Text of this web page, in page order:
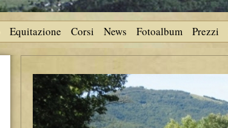
Equitazione Corsi News Fotoalbum Prezzi